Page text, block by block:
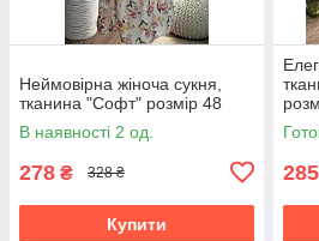
Неймовірна жіноча сукня,
тканина "Софт" розмір 48
В наявності 2 од.
278 ₴ 328 ₴
Купити
285